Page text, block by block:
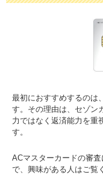
最初におすすめするのは
す。その理由は、セゾン
力ではなく返済能力を重
す。
ACマスターカードの審
で、興味がある人はご覧